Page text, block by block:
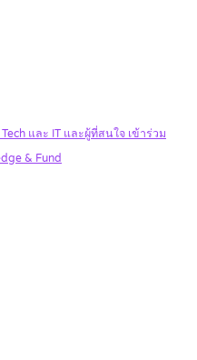
และ IT และผู้ที่สนใจ เข้าร่วม
& Fund